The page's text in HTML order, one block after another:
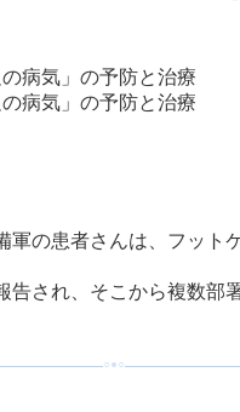
病気」の予防と治療
病気」の予防と治療
の患者さんは、フット
され、そこから複数部